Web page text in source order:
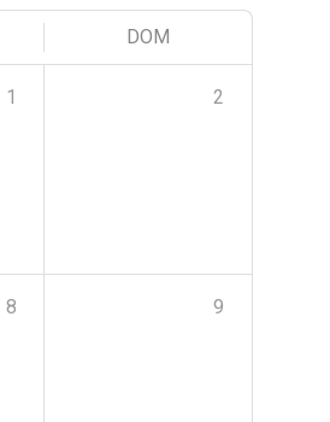
DOM
1 2
8 9